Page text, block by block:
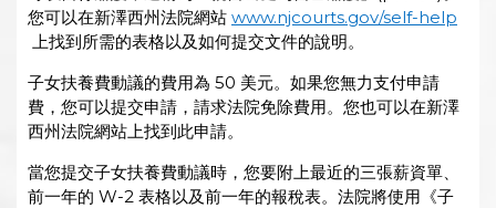
您可以在新澤西州法院網站 www.njcourts.gov/self-help
上找到所需的表格以及如何提交文件的說明。
子女扶養費動議的費用為 50 美元。如果您無力支付申請
費，您可以提交申請，請求法院免除費用。您也可以在新澤
西州法院網站上找到此申請。
當您提交子女扶養費動議時，您要附上最近的三張薪資單、
前一年的 W-2 表格以及前一年的報稅表。法院將使用《子